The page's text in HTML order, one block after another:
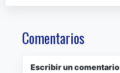
Comentarios
Escribir un comentario